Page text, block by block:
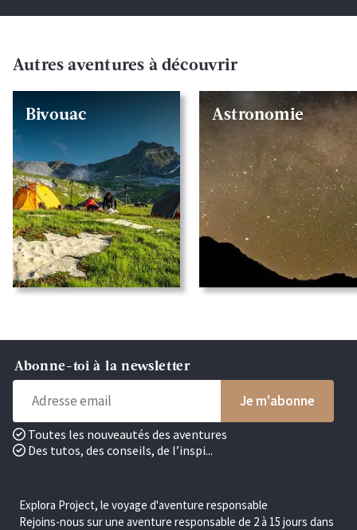
Autres aventures à découvrir
Bivouac Astronomie
Abonne-toi à la newsletter
Toutes les nouveautés des aventures
Des tutos, des conseils, de l’inspi...
Explora Project, le voyage d'aventure responsable
Rejoins-nous sur une aventure responsable de 2 à 15 jours dans